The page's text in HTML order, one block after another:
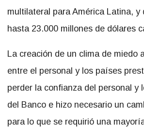
multilateral para América Latina, y
hasta 23.000 millones de dólares
La creación de un clima de miedo
entre el personal y los países
perder la confianza del personal y
del Banco e hizo necesario un
para lo que se requirió una